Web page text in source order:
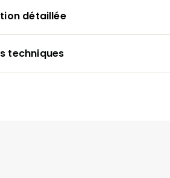
détaillée
techniques